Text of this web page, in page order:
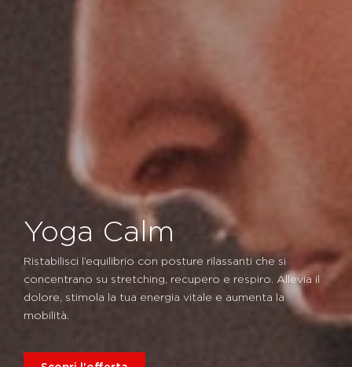
Yoga Calm
Ristabilisci l’equilibrio con posture rilassanti che si
concentrano su stretching, recupero e respiro. Allevia il
dolore, stimola la tua energia vitale e aumenta la
mobilità.